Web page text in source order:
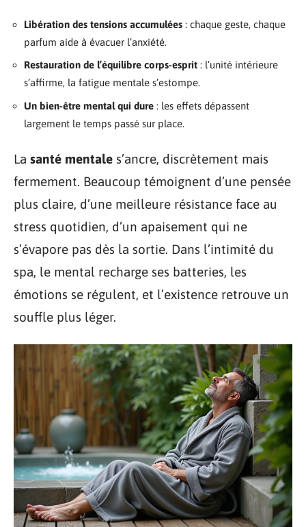
Libération des tensions accumulées : chaque geste, chaque
parfum aide à évacuer l’anxiété.
Restauration de l’équilibre corps-esprit : l’unité intérieure
s’affirme, la fatigue mentale s’estompe.
Un bien-être mental qui dure : les effets dépassent
largement le temps passé sur place.
La santé mentale s’ancre, discrètement mais
fermement. Beaucoup témoignent d’une pensée
plus claire, d’une meilleure résistance face au
stress quotidien, d’un apaisement qui ne
s’évapore pas dès la sortie. Dans l’intimité du
spa, le mental recharge ses batteries, les
émotions se régulent, et l’existence retrouve un
souffle plus léger.